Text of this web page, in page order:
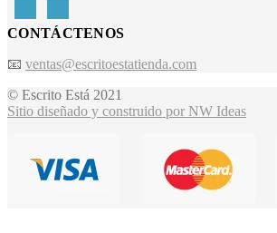
CONTÁCTENOS
📧 ventas@escritoestatienda.com
© Escrito Está 2021
Sitio diseñado y construido por NW Ideas